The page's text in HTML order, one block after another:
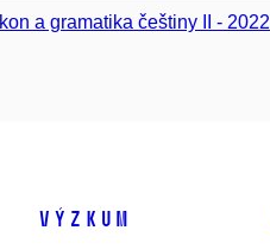
a gramatika češtiny II - 2022
Výzkum